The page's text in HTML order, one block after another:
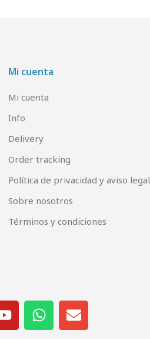
Mi cuenta
Mi cuenta
Info
Delivery
Order tracking
Política de privacidad y aviso legal
Sobre nosotros
Términos y condiciones